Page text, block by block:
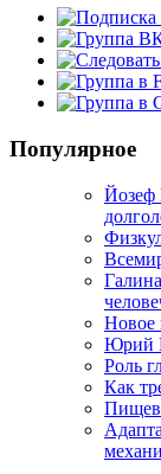
Популярное
Йозеф
Новое
Юрий
Роль
Как